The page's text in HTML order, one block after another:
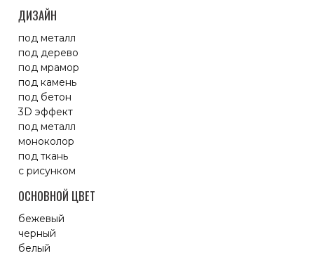
ДИЗАЙН
под металл
под дерево
под мрамор
под камень
под бетон
3D эффект
под металл
моноколор
под ткань
с рисунком
ОСНОВНОЙ ЦВЕТ
бежевый
черный
белый